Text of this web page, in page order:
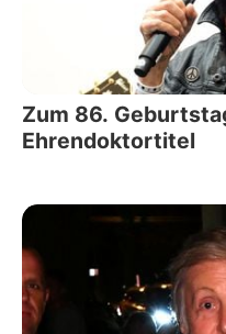
Zum 86.
Ehrendoktortitel